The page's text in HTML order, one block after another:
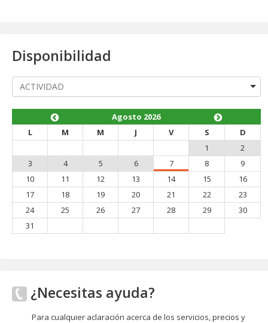
Disponibilidad
Agosto 2026
L
M M J V S
D
1
2
3
4 5 6 7 8
9
10
11 12 13 14 15
16
17
18 19 20 21 22
23
24
25 26 27 28 29
30
31
¿Necesitas ayuda?
Para cualquier aclaración acerca de los servicios, precios y